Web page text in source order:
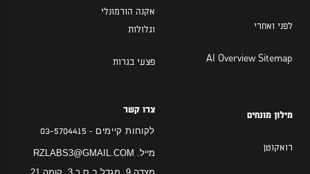
לפני ואחרי
AI Overview Sitemap
אקנה הורמונלי
וגלולות
פצעי בגרות
מילון מונחים
רואקוטן
צרו קשר
לקוחות קיימים - 03-5704415
מייל. RZLABS3@GMAIL.COM